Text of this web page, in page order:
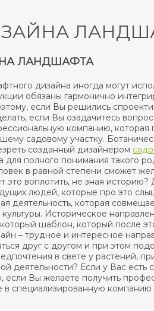
ЛАНДШАФТА
дизайна иногда могут
обязаны гармонично
если Вы решились
если Вы озадачитесь
компанию,
садовому участку.
созданный дизайнером
для полного понимания такого
в равной степени сможет
это воплотить, не зная
людей, которые про это
деятельность, которая
Историческое
шаблон, который после
– трудное и интересное
друг с другом и при этом
в свете у растений,
деятельности? Если у Вас
если Вы желаете получить
в специализированную